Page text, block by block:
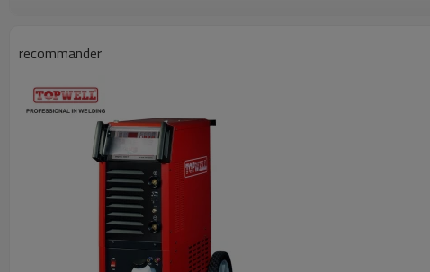
250A à 20V @ 60% Duty Cycle
recommander